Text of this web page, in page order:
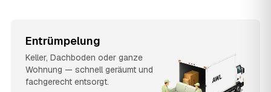
Entrümpelung
Keller, Dachboden oder ganze
Wohnung — schnell geräumt und
fachgerecht entsorgt.